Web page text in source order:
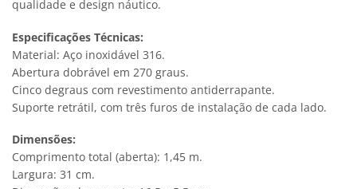
qualidade e design náutico.
Especificações Técnicas:
Material: Aço inoxidável 316.
Abertura dobrável em 270 graus.
Cinco degraus com revestimento antiderrapante.
Suporte retrátil, com três furos de instalação de cada lado.
Dimensões:
Comprimento total (aberta): 1,45 m.
Largura: 31 cm.